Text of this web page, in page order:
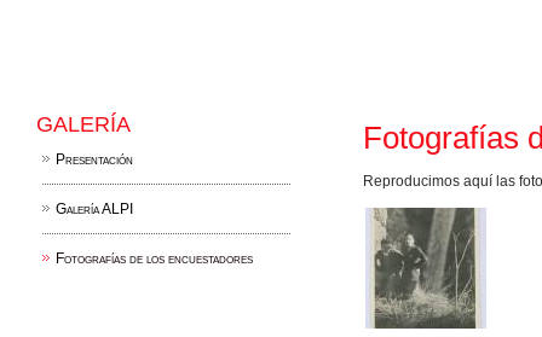
GALERÍA
Presentación
Galería ALPI
Fotografías de los encuestadores
Fotografías
Reproducimos aquí las